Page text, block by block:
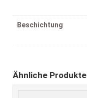
Beschichtung
Ähnliche Produkte